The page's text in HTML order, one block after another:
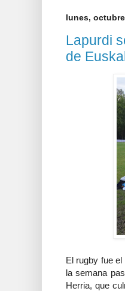
lunes,
Lapurdi
de
El rugby fue
la semana
Herria, que